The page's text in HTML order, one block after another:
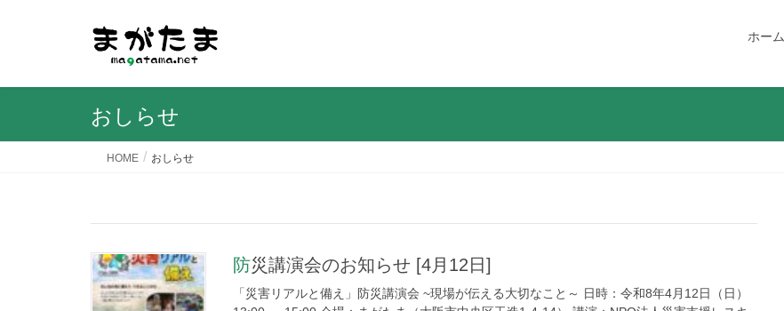
ホーム
おしらせ
HOME おしらせ
防災講演会のお知らせ [4月12日]
「災害リアルと備え」防災講演会 ~現場が伝える大切なこと～ 日時：令和8年4月12日（日）